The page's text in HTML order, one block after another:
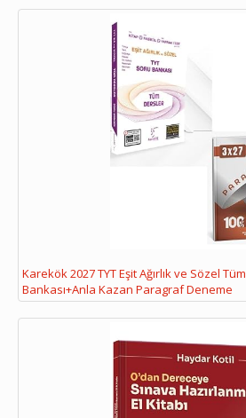
Karekök 2027 TYT Eşit Ağırlık ve Sözel
Bankası+Anla Kazan Paragraf Deneme